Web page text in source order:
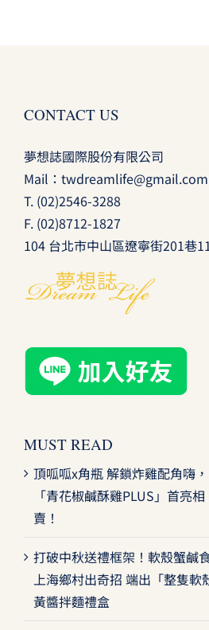
CONTACT US
夢想誌國際股份有限公司
Mail： twdreamlife@gmail.com
T. (02)2546-3288
F. (02)8712-1827
104 台北市中山區遼寧街201巷
MUST READ
頂呱呱x角瓶 解鎖炸雞配角嗨
「青花椒鹹酥雞PLUS」首亮
賣！
打破中秋送禮框架！軟殼蟹鹹
上海鄉村出奇招 端出「整隻軟
黃醬拌麵禮盒